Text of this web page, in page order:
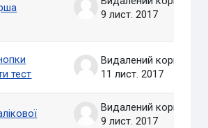
9 лист. 2017
тест
11 лист. 2017
9 лист. 2017